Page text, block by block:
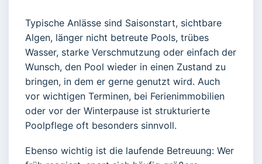
Typische Anlässe sind Saisonstart, sichtbare
Algen, länger nicht betreute Pools, trübes
Wasser, starke Verschmutzung oder einfach der
Wunsch, den Pool wieder in einen Zustand zu
bringen, in dem er gerne genutzt wird. Auch
vor wichtigen Terminen, bei Ferienimmobilien
oder vor der Winterpause ist strukturierte
Poolpflege oft besonders sinnvoll.
Ebenso wichtig ist die laufende Betreuung: Wer